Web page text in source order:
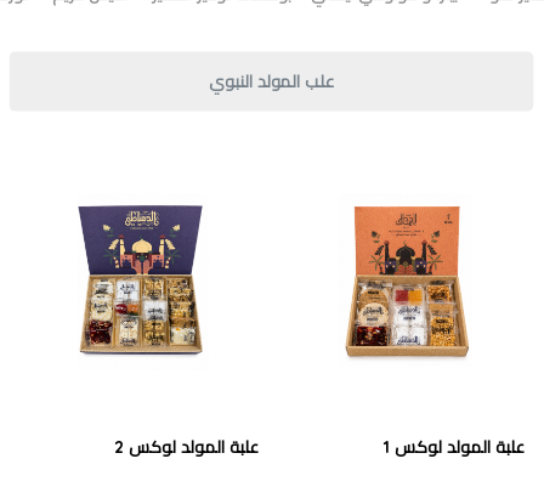
علب المولد النبوي
علبة المولد لوكس 1 علبة المولد لوكس 2